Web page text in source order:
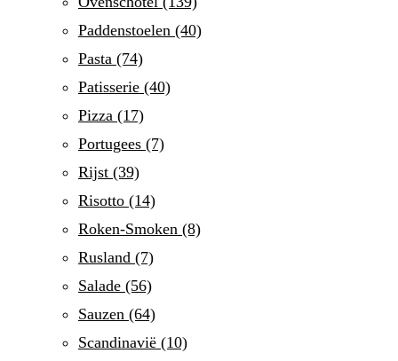
Paddenstoelen (40)
Pasta (74)
Patisserie (40)
Pizza (17)
Portugees (7)
Rijst (39)
Risotto (14)
Roken-Smoken (8)
Rusland (7)
Salade (56)
Sauzen (64)
Scandinavië (10)